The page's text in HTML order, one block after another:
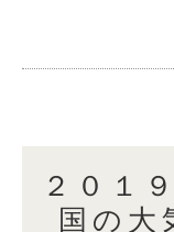
２０１
国の大